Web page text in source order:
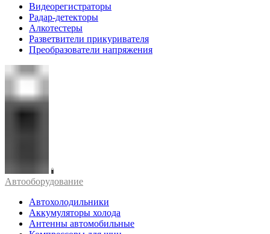
Видеорегистраторы
Радар-детекторы
Алкотестеры
Разветвители прикуривателя
Преобразователи напряжения
Автооборудование
Автохолодильники
Аккумуляторы холода
Антенны автомобильные